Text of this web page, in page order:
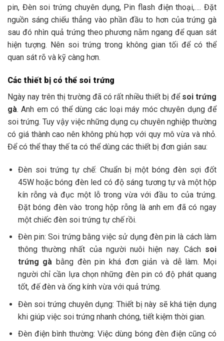
pin, Đèn soi trứng chuyên dụng, Pin flash điện thoại,…. Đặt
nguồn sáng chiếu thẳng vào phần đầu to hơn của trứng gà
sau đó nhìn quả trứng theo phương nằm ngang để quan sát
hiện tượng. Nên soi trứng trong không gian tối để có thể
quan sát rõ và kỹ càng hơn.
Các thiết bị có thể soi trứng
Ngày nay trên thị trường đã có rất nhiều thiết bị đểsoi trứng
gà. Anh em có thể dùng các loại máy móc chuyên dụng để
soi trứng. Tuy vậy việc những dụng cụ chuyên nghiệp thường
có giá thành cao nên không phù hợp với quy mô vừa và nhỏ.
Để có thể thay thế ta có thể dùng các thiết bị đơn giản sau:
Đèn soi trứng tự chế: Chuẩn bị một bóng đèn sợi đốt
45W hoặc bóng đèn led có độ sáng tương tự và một hộp
kín rỗng và đục một lỗ trong vừa với đầu to của trứng.
Đặt bóng đèn vào trong hộp rỗng là anh em đã có ngay
một chiếc đèn soi trứng tự chế rồi.
Đèn pin: Soi trứng bằng việc sử dụng đèn pin là cách làm
thông thường nhất của người nuôi hiện nay. Cách soi
trứng gà bằng đèn pin khá đơn giản và dễ làm. Mọi
người chỉ cần lựa chọn những đèn pin có độ phát quang
tốt, đế đèn và ống kính vừa với quả trứng.
Đèn soi trứng chuyên dụng: Thiết bị này sẽ khá tiện dụng
khi giúp việc soi trứng nhanh chóng, tiết kiệm thời gian.
Đèn điện bình thường: Việc dùng bóng đèn điện cũng có